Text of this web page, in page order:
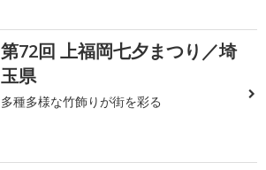
第72回 上福岡七夕まつり／埼
玉県
多種多様な竹飾りが街を彩る